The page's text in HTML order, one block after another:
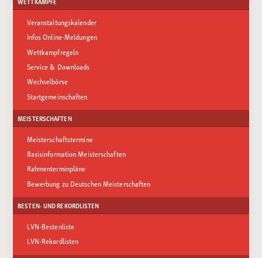
Veranstaltungskalender
Infos Online-Meldungen
Wettkampfregeln
Service & Downloads
Wechselbörse
Startgemeinschaften
MEISTERSCHAFTEN
Meisterschaftstermine
Basisinformation Meisterschaften
Rahmenterminpläne
Bewerbung zu Deutschen Meisterschaften
BESTEN- UND REKORDLISTEN
LVN-Bestenliste
LVN-Rekordlisten